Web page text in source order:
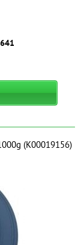
(К00019156)